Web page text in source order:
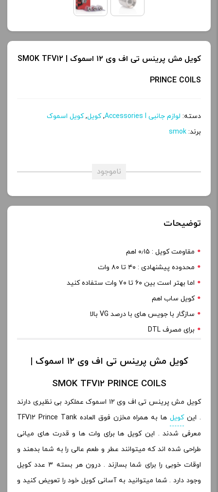
ک
کویل مش پرینس تی اف وی ۱۲ اسموک | SMOK TFV12
PRINCE COILS
دسته: لوازم جانبی Accessories l ,کویل,کویل اسموک
برند: smok
ناموجود
توضیحات
مقاومت کویل : ۰٫۱۵ اهم
محدوده پیشنهادی : ۴۰ تا ۸۰ وات
اما بهتر است بین ۶۰ تا ۷۰ وات ستفاده کنید
کویل ساب اهم
سازگار با جویس های با درصد VG بالا
برای مصرف DTL
کویل مش پرینس تی اف وی ۱۲ اسموک |
SMOK TFV12 PRINCE COILS
کویل مش پرینس تی اف وی ۱۲ اسموک عملکرد بی نظیری دارند
. اینکویل
ها به همراه مخزن فوق العاده TFV12 Prince Tank
معرفی شدند . این کویل ها برای وات ها و قدرت های میانی
طراحی شده اند که میتوانند عطر و طعم عالی را به شما بدهند و
اوقات خوبی را برای شما بسازند . درون هر بسته ۳ عدد کویل
وجود دارد . شما میتوانید به آسانی کویل خود را تعویض کنید و